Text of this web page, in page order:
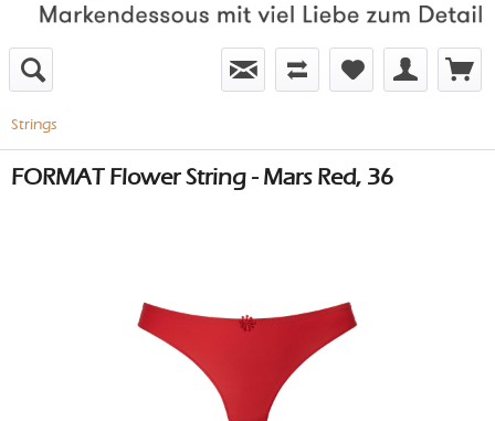
Strings
FORMAT Flower String - Mars Red, 36